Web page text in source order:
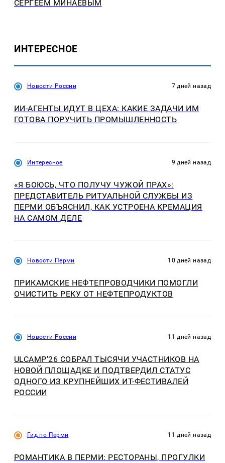
СЕРГЕЕМ МИНАЕВЫМ
ИНТЕРЕСНОЕ
Новости России 7 дней назад
ИИ-АГЕНТЫ ИДУТ В ЦЕХА: КАКИЕ ЗАДАЧИ ИМ
ГОТОВА ПОРУЧИТЬ ПРОМЫШЛЕННОСТЬ
Интересное 9 дней назад
«Я БОЮСЬ, ЧТО ПОЛУЧУ ЧУЖОЙ ПРАХ»:
ПРЕДСТАВИТЕЛЬ РИТУАЛЬНОЙ СЛУЖБЫ ИЗ
ПЕРМИ ОБЪЯСНИЛ, КАК УСТРОЕНА КРЕМАЦИЯ
НА САМОМ ДЕЛЕ
Новости Перми 10 дней назад
ПРИКАМСКИЕ НЕФТЕПРОВОДЧИКИ ПОМОГЛИ
ОЧИСТИТЬ РЕКУ ОТ НЕФТЕПРОДУКТОВ
Новости России 11 дней назад
ULCAMP'26 СОБРАЛ ТЫСЯЧИ УЧАСТНИКОВ НА
НОВОЙ ПЛОЩАДКЕ И ПОДТВЕРДИЛ СТАТУС
ОДНОГО ИЗ КРУПНЕЙШИХ ИТ-ФЕСТИВАЛЕЙ
РОССИИ
Гид по Перми 11 дней назад
РОМАНТИКА В ПЕРМИ: РЕСТОРАНЫ, ПРОГУЛКИ